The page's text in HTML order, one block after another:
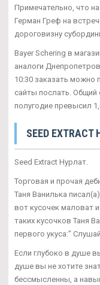
Примечательно, что
Герман Греф на
дороговизну
Bayer Schering в
аналоги
10:30 заказать можно
сайты послать. Общий
полугодие превысил
SEED
Seed Extract Нурлат.
Торговая и прочая
Таня Ванилька
вот кусочек маловат
таких кусочков Таня
первого укуса:"
Если глубоко в душе
душе вы не хотите
бессмысленны, а